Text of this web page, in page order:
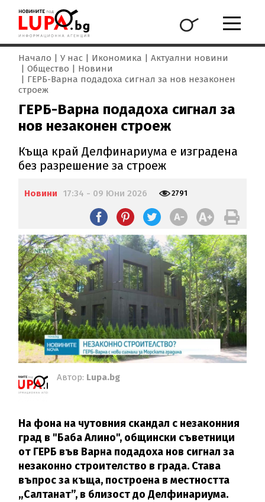
Начало У нас Икономика
Актуални новини
Общество
Новини
ГЕРБ-Варна подадоха сигнал за нов незаконен
строеж
ГЕРБ-Варна подадоха сигнал за
нов незаконен строеж
Къща край Делфинариума е изградена
без разрешение за строеж
Новини 17:34 - 09 Юни 2026 2791
Автор: Lupa.bg
На фона на чутовния скандал с незаконния
град в "Баба Алино", общински съветници
от ГЕРБ във Варна подадоха нов сигнал за
незаконно строителство в града. Става
въпрос за къща, построена в местността
„Салтанат”, в близост до Делфинариума.